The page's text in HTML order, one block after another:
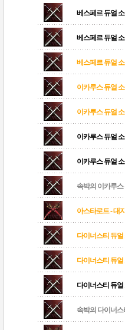
베스페르 듀얼
베스페르 듀얼
베스페르 듀얼
이카루스 듀얼
이카루스 듀얼 소
이카루스 듀얼
이카루스 듀얼
속박의 이카루스
아스타로트 - 대
다이너스티 듀얼
다이너스티 듀얼
다이너스티 듀
속박의 다이너스